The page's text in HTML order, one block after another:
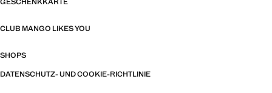
CLUB MANGO LIKES YOU
SHOPS
DATENSCHUTZ- UND COOKIE-RICHTLINIE